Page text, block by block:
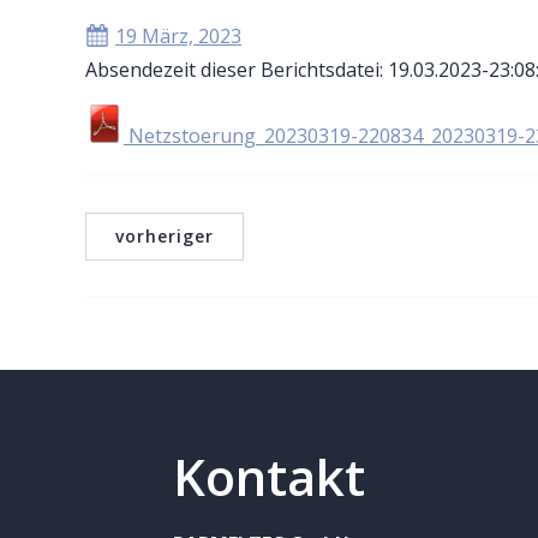
19 März, 2023
Absendezeit dieser Berichtsdatei: 19.03.2023-
Netzstoerung_20230319-220834_20230319-
vorheriger
Kontakt